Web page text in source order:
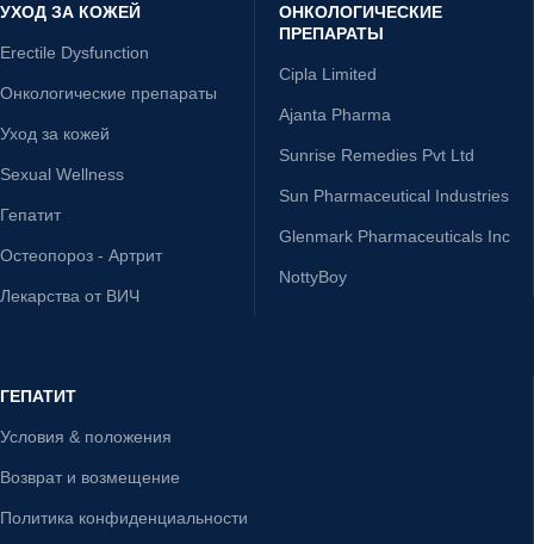
УХОД ЗА КОЖЕЙ
Erectile Dysfunction
Онкологические препараты
Уход за кожей
Sexual Wellness
Гепатит
Остеопороз - Артрит
Лекарства от ВИЧ
ОНКОЛОГИЧЕСКИЕ
ПРЕПАРАТЫ
Cipla Limited
Ajanta Pharma
Sunrise Remedies Pvt Ltd
Sun Pharmaceutical Industries
Glenmark Pharmaceuticals Inc
NottyBoy
ГЕПАТИТ
Условия & положения
Возврат и возмещение
Политика конфиденциальности